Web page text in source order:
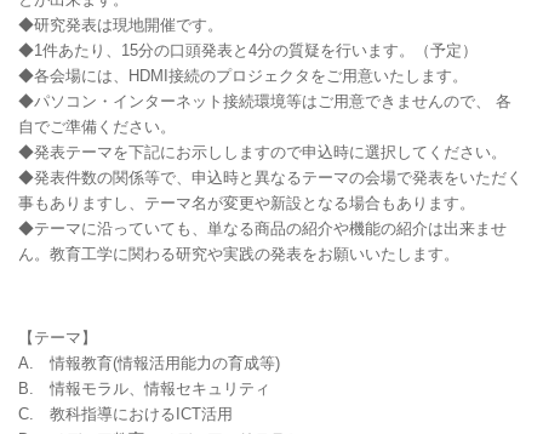
◆研究発表は現地開催です。
◆1件あたり、15分の口頭発表と4分の質疑を行います。（予定）
◆各会場には、HDMI接続のプロジェクタをご用意いたします。
◆パソコン・インターネット接続環境等はご用意できませんので、 各
自でご準備ください。
◆発表テーマを下記にお示ししますので申込時に選択してください。
◆発表件数の関係等で、申込時と異なるテーマの会場で発表をいただく
事もありますし、テーマ名が変更や新設となる場合もあります。
◆テーマに沿っていても、単なる商品の紹介や機能の紹介は出来ませ
ん。教育工学に関わる研究や実践の発表をお願いいたします。
【テーマ】
A. 情報教育(情報活用能力の育成等)
B. 情報モラル、情報セキュリティ
C. 教科指導におけるICT活用